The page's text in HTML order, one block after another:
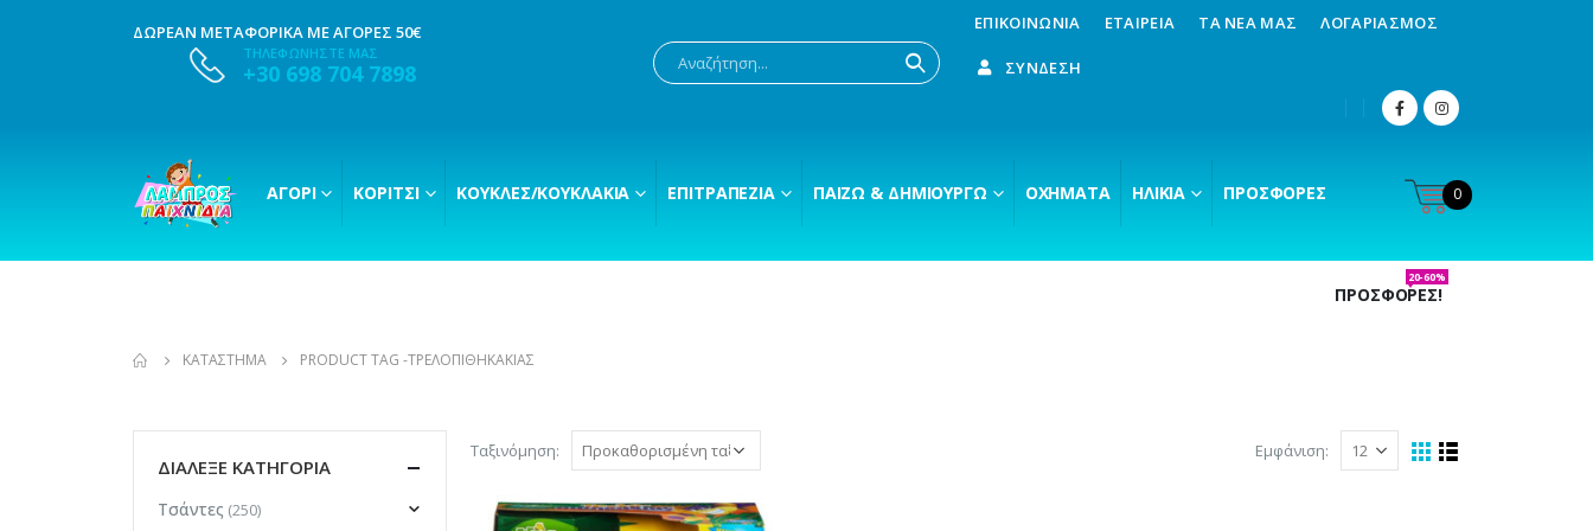
ΔΩΡΕΑΝ ΜΕΤΑΦΟΡΙΚΑ ΜΕ ΑΓΟΡΕΣ 50€
ΤΗΛΕΦΩΝΗΣΤΕ ΜΑΣ
+30 698 704 7898
ΕΠΙΚΟΙΝΩΝΊΑ ΕΤΑΙΡΕΊΑ ΤΑ ΝΈΑ ΜΑΣ ΛΟΓΑΡΙΑΣΜΌΣ
ΣΎΝΔΕΣΗ
ΑΓΌΡΙ ΚΟΡΊΤΣΙ ΚΟΎΚΛΕΣ/ΚΟΥΚΛΆΚΙΑ ΕΠΙΤΡΑΠΈΖΙΑ ΠΑΊΖΩ & ΔΗΜΙΟΥΡΓΏ ΟΧΉΜΑΤΑ ΗΛΙΚΊΑ ΠΡΟΣΦΟΡΈΣ 0
ΠΡΟΣΦΟΡΕΣ!
20-60%
ΚΑΤΆΣΤΗΜΑ PRODUCT TAG -ΤΡΕΛΟΠΙΘΗΚΆΚΙΑΣ
Ταξινόμηση: Εμφάνιση:
ΔΙΑΛΕΞΕ ΚΑΤΗΓΟΡΙΑ
Τσάντες (250)